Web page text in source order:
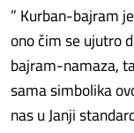
” Kurban-bajram
ono čim se ujutro
bajram-namaza,
sama simbolika
nas u Janji